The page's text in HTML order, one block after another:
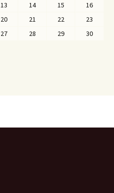
13 14 15
16
20 21 22
23
27 28 29
30